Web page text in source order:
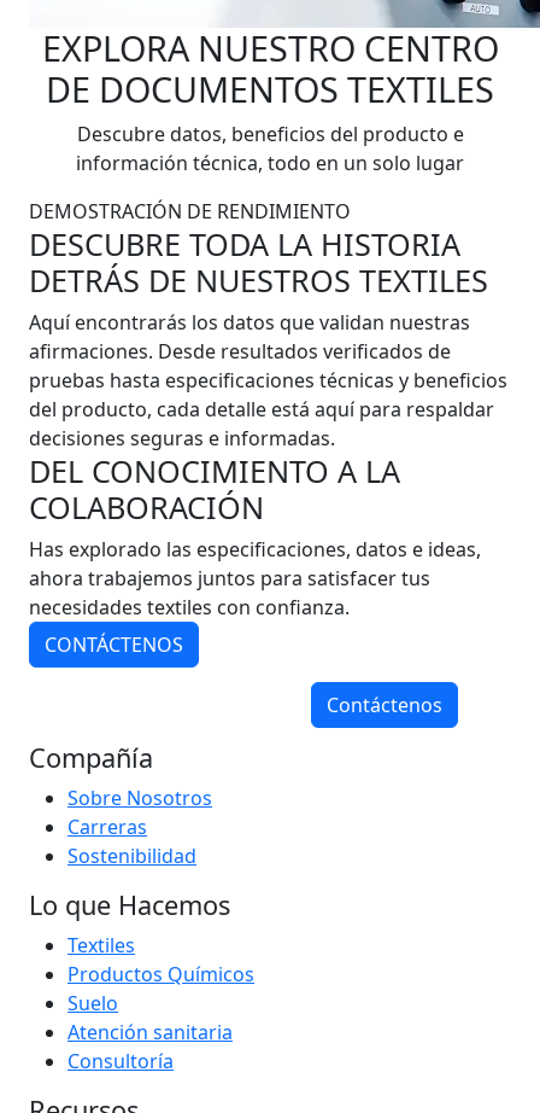
EXPLORA NUESTRO CENTRO
DE DOCUMENTOS TEXTILES
Descubre datos, beneficios del producto e
información técnica, todo en un solo lugar
DEMOSTRACIÓN DE RENDIMIENTO
DESCUBRE TODA LA HISTORIA
DETRÁS DE NUESTROS TEXTILES
Aquí encontrarás los datos que validan nuestras
afirmaciones. Desde resultados verificados de
pruebas hasta especificaciones técnicas y beneficios
del producto, cada detalle está aquí para respaldar
decisiones seguras e informadas.
DEL CONOCIMIENTO A LA
COLABORACIÓN
Has explorado las especificaciones, datos e ideas,
ahora trabajemos juntos para satisfacer tus
necesidades textiles con confianza.
CONTÁCTENOS
Contáctenos
Compañía
Sobre Nosotros
Carreras
Sostenibilidad
Lo que Hacemos
Textiles
Productos Químicos
Suelo
Atención sanitaria
Consultoría